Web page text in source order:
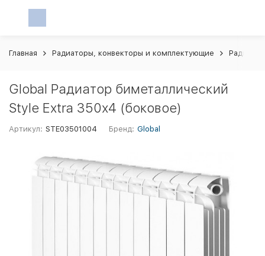
Главная Радиаторы, конвекторы и комплектующие
Global Радиатор биметаллический
Style Extra 350х4 (боковое)
Артикул: STE03501004 Бренд: Global